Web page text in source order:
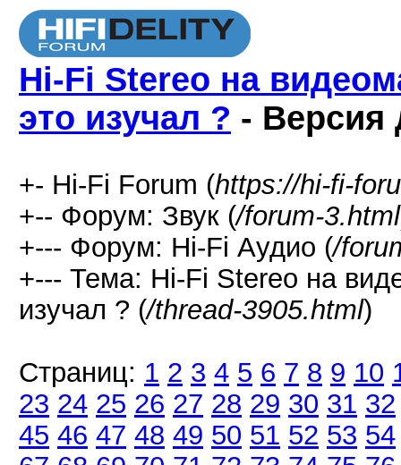
Hi-Fi Stereo на
это изучал ? - Версия
+- Hi-Fi Forum (https://hi-fi-
+-- Форум: Звук (/forum-3.html
+--- Форум: Hi-Fi Аудио (/
+--- Тема: Hi-Fi Stereo на
изучал ? (/thread-3905.html)
Страниц: 1 2 3 4 5 6 7 8 9 10
23 24 25 26 27 28 29 30 31 32
45 46 47 48 49 50 51 52 53 54